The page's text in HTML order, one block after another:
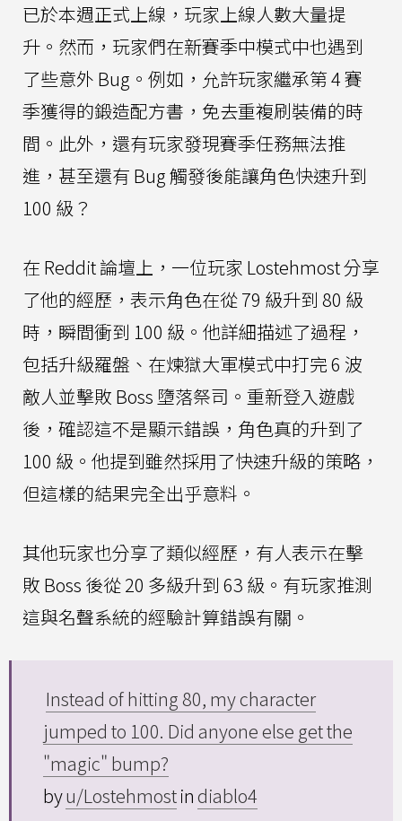
已於本週正式上線，玩家上線人數大量提
升。然而，玩家們在新賽季中模式中也遇到
了些意外 Bug。例如，允許玩家繼承第 4 賽
季獲得的鍛造配方書，免去重複刷裝備的時
間。此外，還有玩家發現賽季任務無法推
進，甚至還有 Bug 觸發後能讓角色快速升到
100 級？
在 Reddit 論壇上，一位玩家 Lostehmost 分享
了他的經歷，表示角色在從 79 級升到 80 級
時，瞬間衝到 100 級。他詳細描述了過程，
包括升級羅盤、在煉獄大軍模式中打完 6 波
敵人並擊敗 Boss 墮落祭司。重新登入遊戲
後，確認這不是顯示錯誤，角色真的升到了
100 級。他提到雖然採用了快速升級的策略，
但這樣的結果完全出乎意料。
其他玩家也分享了類似經歷，有人表示在擊
敗 Boss 後從 20 多級升到 63 級。有玩家推測
這與名聲系統的經驗計算錯誤有關。
Instead of hitting 80, my character
jumped to 100. Did anyone else get the
"magic" bump?
byu/Lostehmostindiablo4